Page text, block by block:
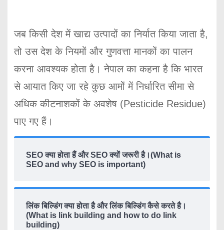
जब किसी देश में खाद्य उत्पादों का निर्यात किया जाता है,
तो उस देश के नियमों और गुणवत्ता मानकों का पालन
करना आवश्यक होता है। नेपाल का कहना है कि भारत
से आयात किए जा रहे कुछ आमों में निर्धारित सीमा से
अधिक कीटनाशकों के अवशेष (Pesticide Residue)
पाए गए हैं।
SEO क्या होता हैं और SEO क्यों जरूरी है।(What is
SEO and why SEO is important)
लिंक बिल्डिंग क्या होता है और लिंक बिल्डिंग कैसे करते है।
(What is link building and how to do link
building)